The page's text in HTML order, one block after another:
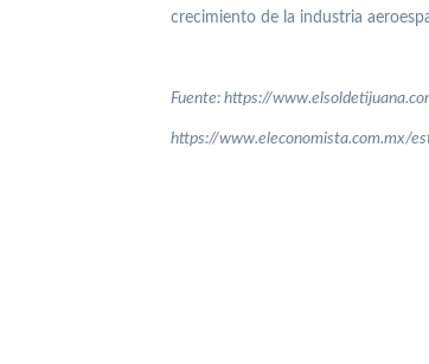
crecimiento de la industria
Fuente: https://
https://www.eleconomista.com.mx/